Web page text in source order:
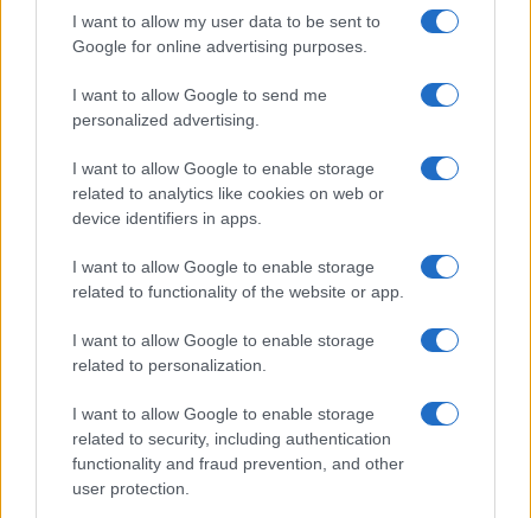
I want to allow my user data to be sent to
Google for online advertising purposes.
I want to allow Google to send me
personalized advertising.
I want to allow Google to enable storage
related to analytics like cookies on web or
device identifiers in apps.
I want to allow Google to enable storage
related to functionality of the website or app.
I want to allow Google to enable storage
related to personalization.
I want to allow Google to enable storage
related to security, including authentication
functionality and fraud prevention, and other
user protection.
Ricevi le nostre ultime news
F
a
ce
b
o
o
T
w
it
te
r
Pi
n
te
re
st
W
h
at
s
A
p
S
h
re
Articolo precedente
Prossimo articolo
NOTIZIE RECENTI